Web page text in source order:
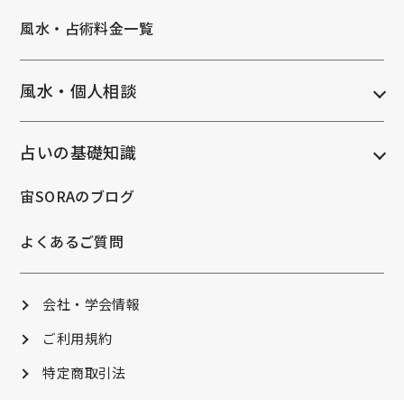
風水・占術料金一覧
風水・個人相談
占いの基礎知識
宙SORAのブログ
よくあるご質問
会社・学会情報
ご利用規約
特定商取引法